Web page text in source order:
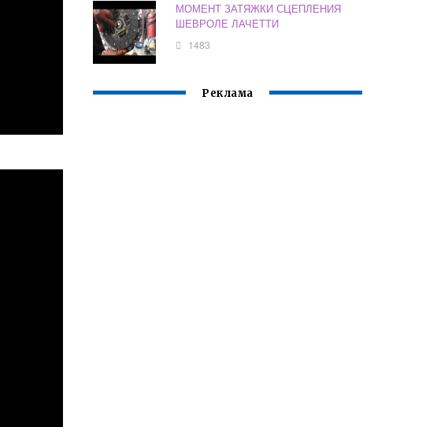
МОМЕНТ ЗАТЯЖКИ СЦЕПЛЕНИЯ
ШЕВРОЛЕ ЛАЧЕТТИ
1483
Реклама